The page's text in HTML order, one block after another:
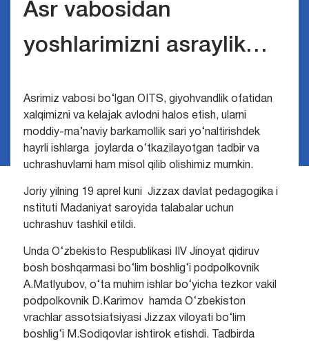
Asr vabosidan
yoshlarimizni asraylik…
Asrimiz vabosi bo‘lgan OITS, giyohvandlik ofatidan
xalqimizni va kelajak avlodni halos etish, ularni
moddiy-ma’naviy barkamollik sari yo‘naltirishdek
hayrli ishlarga joylarda o‘tkazilayotgan tadbir va
uchrashuvlarni ham misol qilib olishimiz mumkin.
Joriy yilning 19 aprel kuni Jizzax davlat pedagogika i
nstituti Madaniyat saroyida talabalar uchun
uchrashuv tashkil etildi.
Unda O‘zbekisto Respublikasi IIV Jinoyat qidiruv
bosh boshqarmasi bo‘lim boshlig‘i podpolkovnik
A.Matlyubov, o‘ta muhim ishlar bo‘yicha tezkor vakil
podpolkovnik D.Karimov hamda O‘zbekiston
vrachlar assotsiatsiyasi Jizzax viloyati bo‘lim
boshlig‘i M.Sodiqovlar ishtirok etishdi. Tadbirda